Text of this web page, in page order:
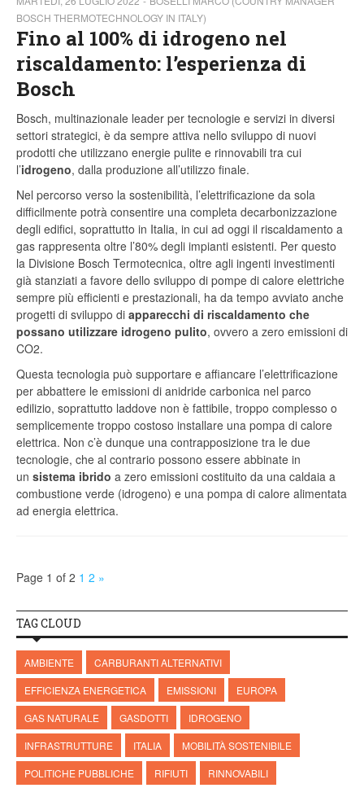
BOSCH THERMOTECHNOLOGY IN ITALY)
Fino al 100% di idrogeno nel
riscaldamento: l’esperienza di
Bosch
Bosch, multinazionale leader per tecnologie e servizi in diversi
settori strategici, è da sempre attiva nello sviluppo di nuovi
prodotti che utilizzano energie pulite e rinnovabili tra cui
l’idrogeno, dalla produzione all’utilizzo finale.
Nel percorso verso la sostenibilità, l’elettrificazione da sola
difficilmente potrà consentire una completa decarbonizzazione
degli edifici, soprattutto in Italia, in cui ad oggi il riscaldamento a
gas rappresenta oltre l’80% degli impianti esistenti. Per questo
la Divisione Bosch Termotecnica, oltre agli ingenti investimenti
già stanziati a favore dello sviluppo di pompe di calore elettriche
sempre più efficienti e prestazionali, ha da tempo avviato anche
progetti di sviluppo di apparecchi di riscaldamento che
possano utilizzare idrogeno pulito, ovvero a zero emissioni di
CO2.
Questa tecnologia può supportare e affiancare l’elettrificazione
per abbattere le emissioni di anidride carbonica nel parco
edilizio, soprattutto laddove non è fattibile, troppo complesso o
semplicemente troppo costoso installare una pompa di calore
elettrica. Non c’è dunque una contrapposizione tra le due
tecnologie, che al contrario possono essere abbinate in
un sistema ibrido a zero emissioni costituito da una caldaia a
combustione verde (idrogeno) e una pompa di calore alimentata
ad energia elettrica.
Page 1 of 2 1 2 »
TAG CLOUD
AMBIENTE
CARBURANTI ALTERNATIVI
EFFICIENZA ENERGETICA
EMISSIONI
EUROPA
GAS NATURALE
GASDOTTI
IDROGENO
INFRASTRUTTURE
ITALIA
MOBILITÀ SOSTENIBILE
POLITICHE PUBBLICHE
RIFIUTI
RINNOVABILI